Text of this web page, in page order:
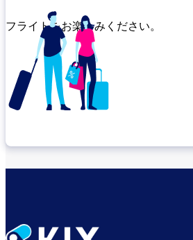
フライトをお楽しみください。